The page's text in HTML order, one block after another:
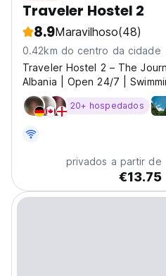
Traveler Hostel 2
8.9Maravilhoso(48)
0.42km do centro da cidade
Traveler Hostel 2 – The
Albania | Open 24/7 |
Co-working Hub | Gaming
Boom! We’re back—bigger,
20+ hospedados
privados a partir de
€13.75